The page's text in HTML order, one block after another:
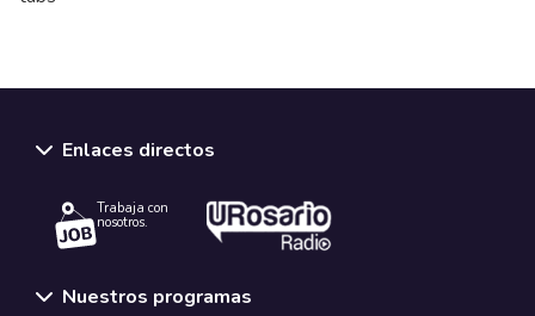
Enlaces directos
Trabaja con
nosotros.
Nuestros programas